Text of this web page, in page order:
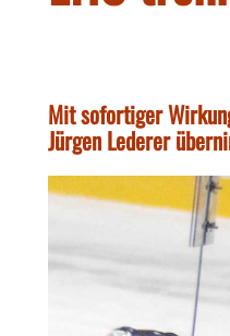
Mit sofortiger
Jürgen Lederer